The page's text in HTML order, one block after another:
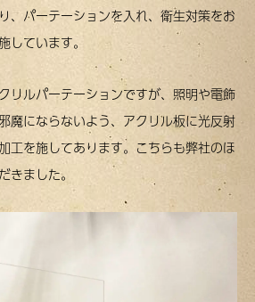
、パーテーションを入れ、衛生対策をお
しています。
リルパーテーションですが、照明や電飾
魔にならないよう、アクリル板に光反射
工を施してあります。こちらも弊社のほ
きました。